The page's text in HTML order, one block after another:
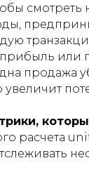
или
продажа
увеличит
расчета